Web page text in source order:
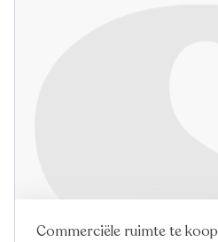
Commerciële ruimte te koop